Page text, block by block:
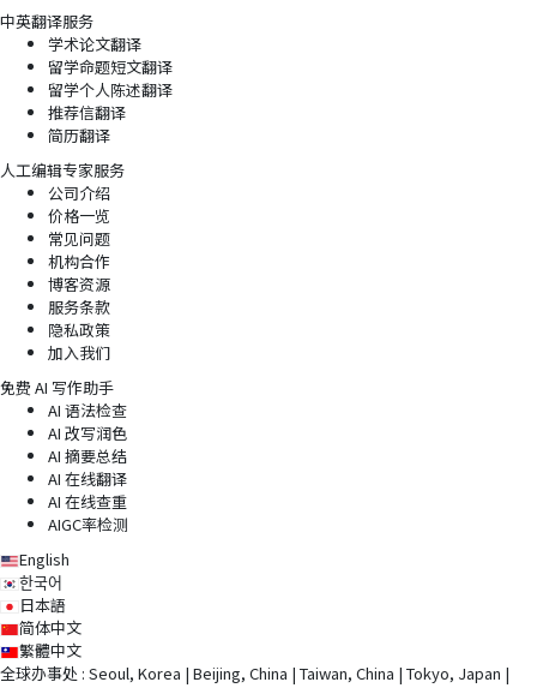
中英翻译服务
学术论文翻译
留学命题短文翻译
留学个人陈述翻译
推荐信翻译
简历翻译
人工编辑专家服务
公司介绍
价格一览
常见问题
机构合作
博客资源
服务条款
隐私政策
加入我们
免费 AI 写作助手
AI 语法检查
AI 改写润色
AI 摘要总结
AI 在线翻译
AI 在线查重
AIGC率检测
English
한국어
日本語
简体中文
繁體中文
全球办事处 : Seoul, Korea | Beijing, China | Taiwan, China | Tokyo, Japan |